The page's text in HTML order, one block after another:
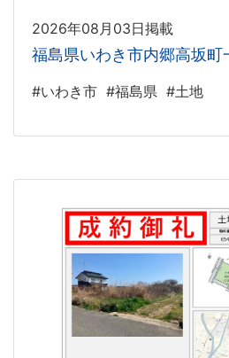
2026年08月03日掲載
福島県いわき市内郷高坂町
#いわき市 #福島県 #土地